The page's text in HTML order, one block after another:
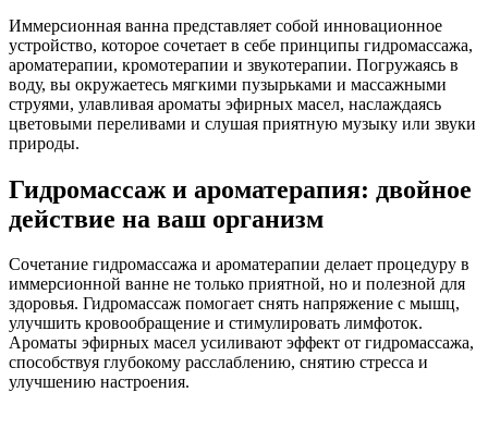
Иммерсионная ванна представляет собой инновационное
устройство, которое сочетает в себе принципы гидромассажа,
ароматерапии, кромотерапии и звукотерапии. Погружаясь в
воду, вы окружаетесь мягкими пузырьками и массажными
струями, улавливая ароматы эфирных масел, наслаждаясь
цветовыми переливами и слушая приятную музыку или звуки
природы.
Гидромассаж и ароматерапия: двойное
действие на ваш организм
Сочетание гидромассажа и ароматерапии делает процедуру в
иммерсионной ванне не только приятной, но и полезной для
здоровья. Гидромассаж помогает снять напряжение с мышц,
улучшить кровообращение и стимулировать лимфоток.
Ароматы эфирных масел усиливают эффект от гидромассажа,
способствуя глубокому расслаблению, снятию стресса и
улучшению настроения.